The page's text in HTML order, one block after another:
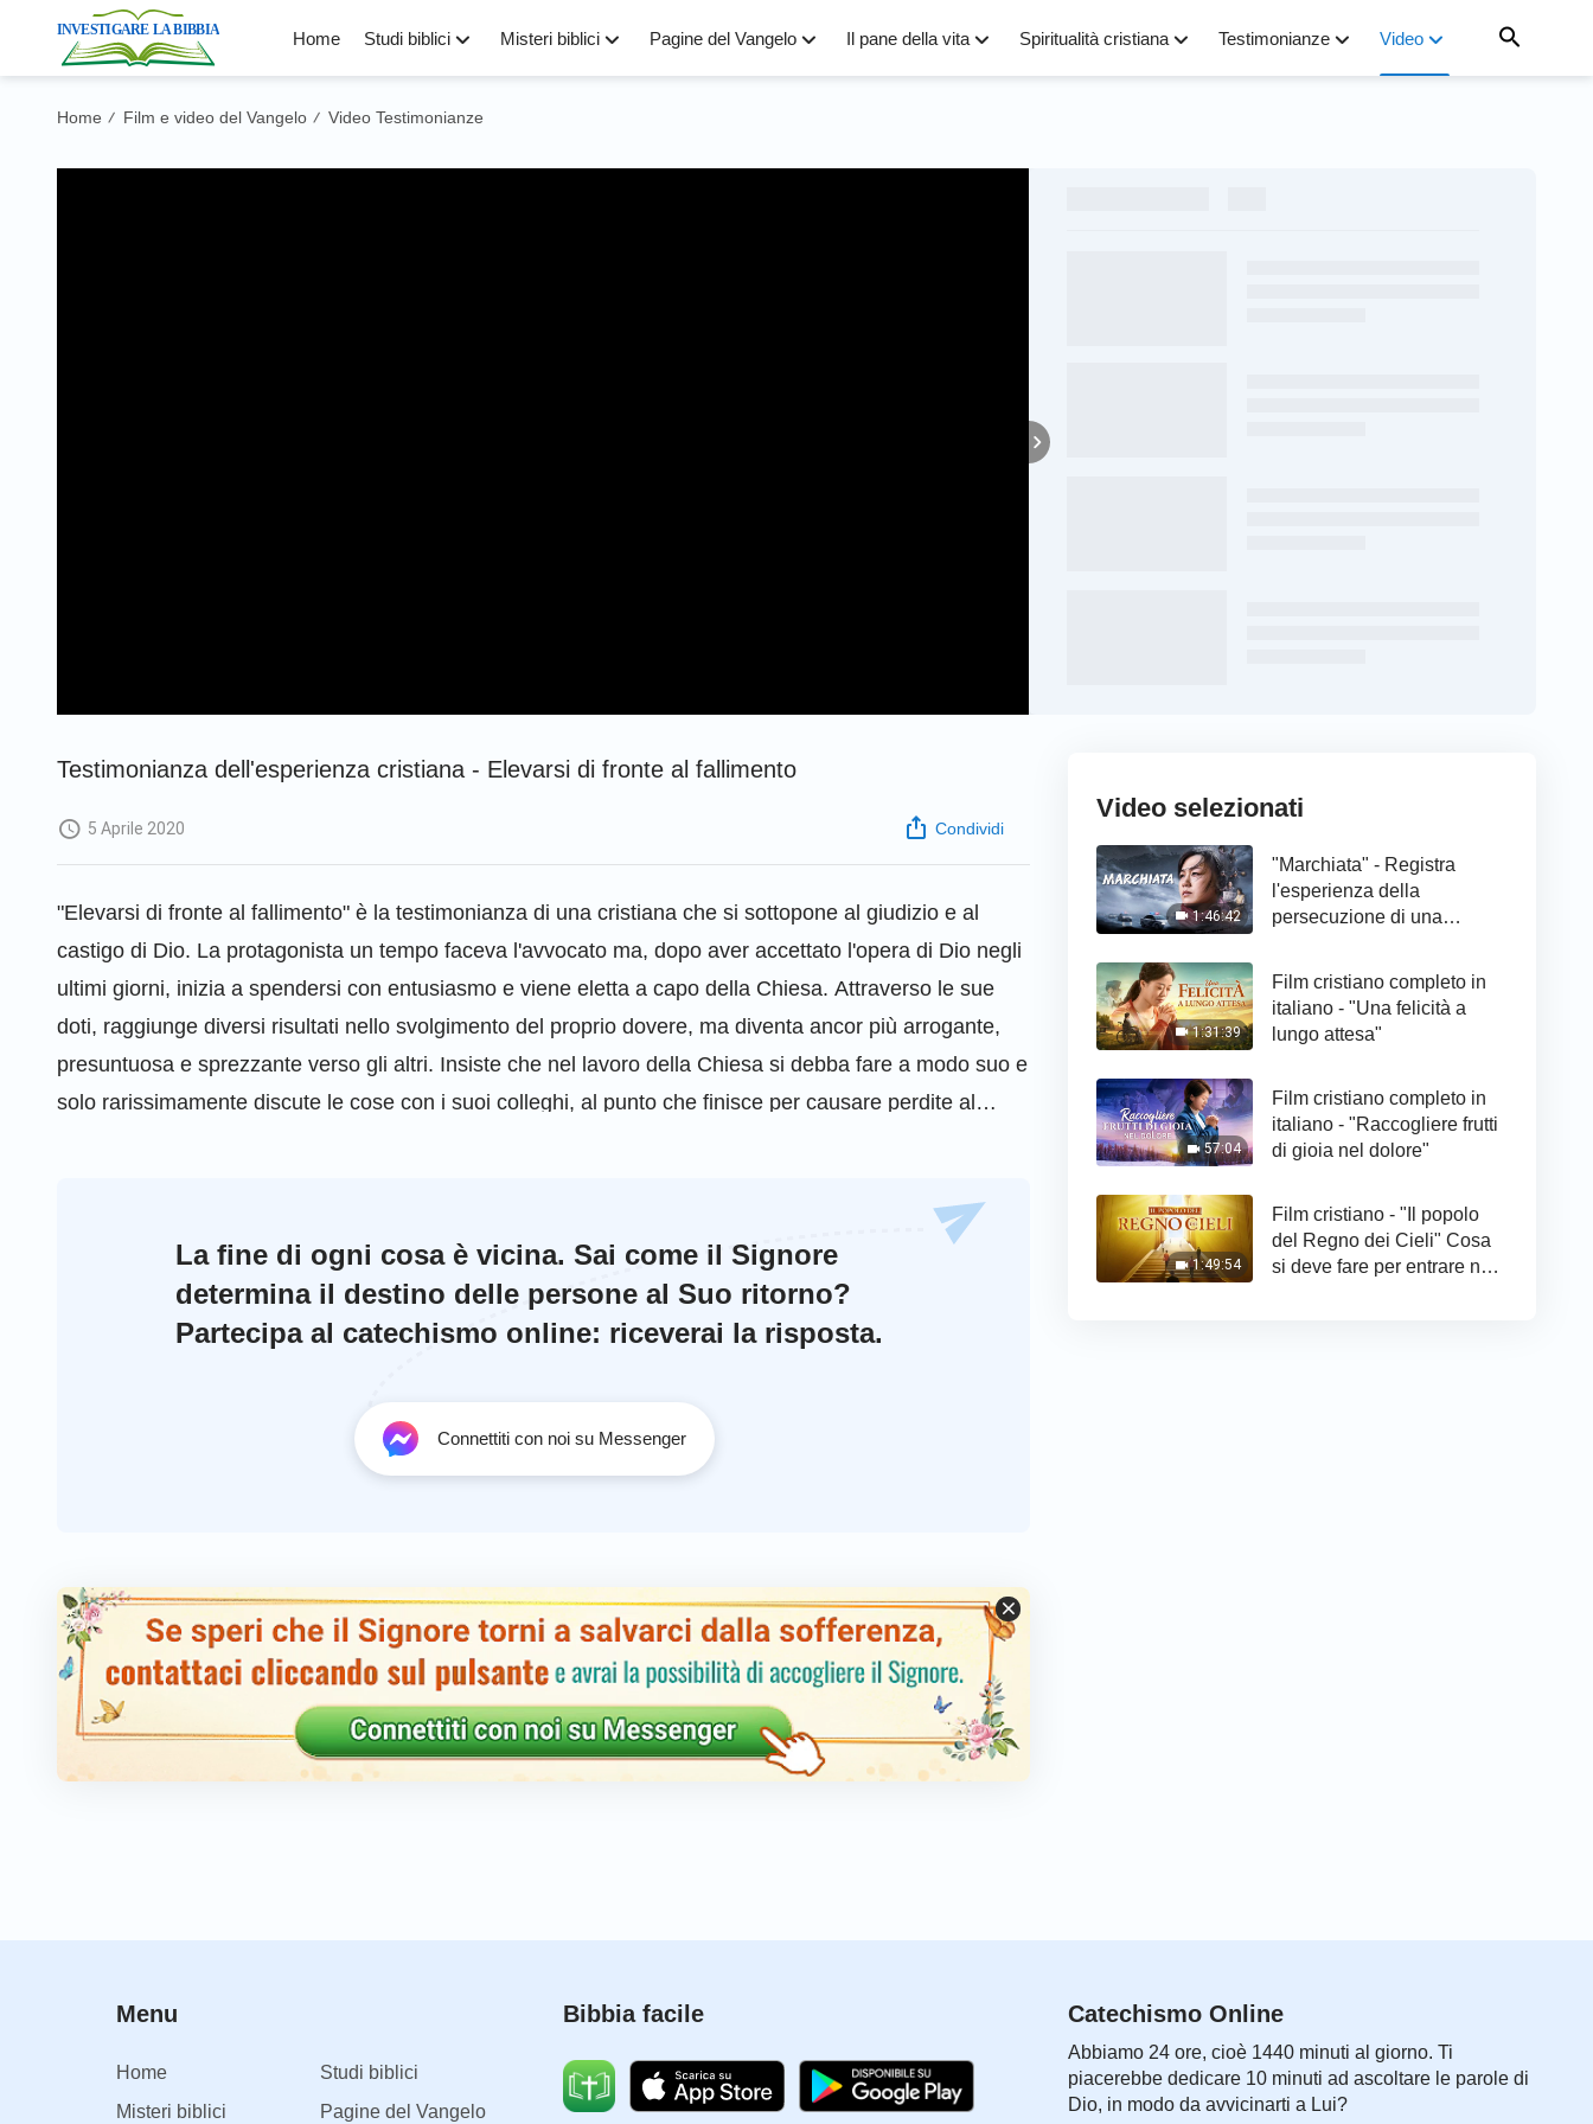
Home Studi biblici Misteri biblici Pagine del Vangelo Il pane della vita Spiritualità cristiana Testimonianze Video
Home / Film e video del Vangelo / Video Testimonianze
Testimonianza dell'esperienza cristiana - Elevarsi di fronte al fallimento
5 Aprile 2020 Condividi
"Elevarsi di fronte al fallimento" è la testimonianza di una cristiana che si sottopone al giudizio e al
castigo di Dio. La protagonista un tempo faceva l'avvocato ma, dopo aver accettato l'opera di Dio negli
ultimi giorni, inizia a spendersi con entusiasmo e viene eletta a capo della Chiesa. Attraverso le sue
doti, raggiunge diversi risultati nello svolgimento del proprio dovere, ma diventa ancor più arrogante,
presuntuosa e sprezzante verso gli altri. Insiste che nel lavoro della Chiesa si debba fare a modo suo e
solo rarissimamente discute le cose con i suoi colleghi, al punto che finisce per causare perdite al
sincero dinanzi a Dio. Durante una riunione della Chiesa, tiene una
condivisione su questa esperienza indimenticabile…
La fine di ogni cosa è vicina. Sai come il Signore
determina il destino delle persone al Suo ritorno?
Partecipa al catechismo online: riceverai la risposta.
Connettiti con noi su Messenger
Video selezionati
1:46:42
"Marchiata" - Registra
l'esperienza della
persecuzione di una
1:31:39
Film cristiano completo in
italiano - "Una felicità a
lungo attesa"
57:04
Film cristiano completo in
italiano - "Raccogliere frutti
di gioia nel dolore"
1:49:54
Film cristiano - "Il popolo
del Regno dei Cieli" Cosa
si deve fare per entrare nel
Menu
Home
Studi biblici
Misteri biblici
Pagine del Vangelo
Bibbia facile Catechismo Online
Abbiamo 24 ore, cioè 1440 minuti al giorno. Ti
piacerebbe dedicare 10 minuti ad ascoltare le parole di
Dio, in modo da avvicinarti a Lui?